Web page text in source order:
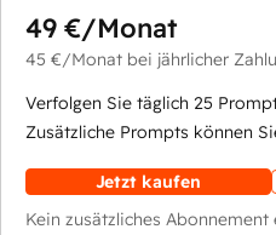
49 €/Monat
45 €/Monat bei jährlicher
Verfolgen Sie täglich 25
Zusätzliche Prompts können
Jetzt kaufen
Kein zusätzliches Abonnement